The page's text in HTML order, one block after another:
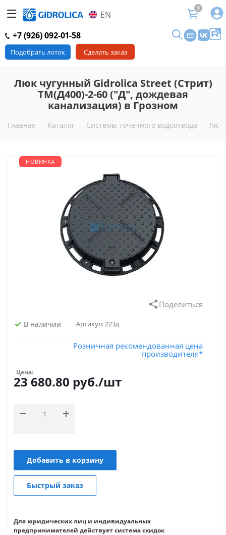
EN
0
+7 (926) 092-01-58
Подобрать лоток Сделать заказ
Люк чугунный Gidrolica Street (Стрит)
ТМ(Д400)-2-60 ("Д", дождевая
канализация) в Грозном
Главная - Каталог - Системы точечного водоотвода -
НОВИНКА
Поделиться
В наличии Артикул:223д
Розничная рекомендованная цена
производителя*
Цена:
23 680.80 руб./шт
Добавить в корзину
Быстрый заказ
Для юридических лиц и индивидуальных
предпринимателей действует система скидок